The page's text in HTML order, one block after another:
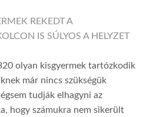
REKEDT A
IS SÚLYOS A HELYZET
olyan kisgyermek tartózkodik
már nincs szükségük
tudják elhagyni az
hogy számukra nem sikerült